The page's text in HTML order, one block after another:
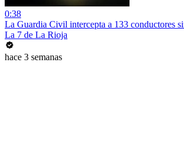
0:38
La Guardia Civil intercepta a 133 conductores
La 7 de La Rioja
hace 3 semanas